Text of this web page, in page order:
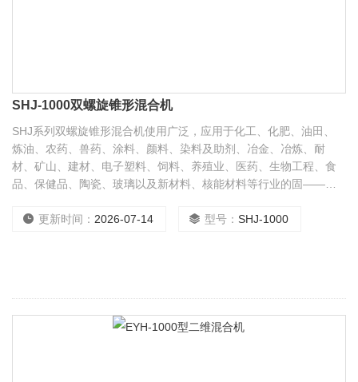
SHJ-1000双螺旋锥形混合机
SHJ系列双螺旋锥形混合机使用广泛，应用于化工、化肥、油田、
炼油、农药、兽药、涂料、颜料、染料及助剂、冶金、冶炼、耐
材、矿山、建材、电子塑料、饲料、养殖业、医药、生物工程、食
品、保健品、陶瓷、玻璃以及新材料、核能材料等行业的固——固
液（即液体与液体）混合。产品具有混合时间短、生产产能高、混
更新时间： 2026-07-14 型号：SHJ-1000